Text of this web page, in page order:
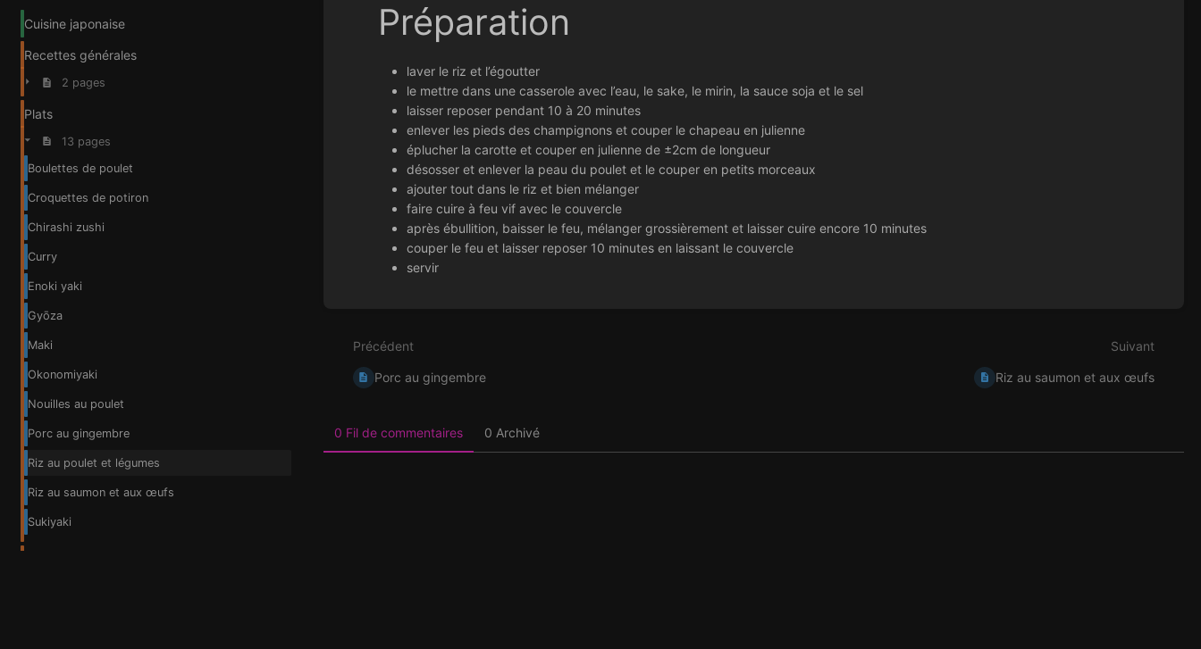
Cuisine japonaise
Recettes générales
2 pages
Plats
13 pages
Boulettes de poulet
Croquettes de potiron
Chirashi zushi
Curry
Enoki yaki
Gyōza
Maki
Okonomiyaki
Nouilles au poulet
Porc au gingembre
Riz au poulet et légumes
Riz au saumon et aux œufs
Sukiyaki
Préparation
laver le riz et l’égoutter
le mettre dans une casserole avec l’eau, le sake, le mirin, la sauce soja et le sel
laisser reposer pendant 10 à 20 minutes
enlever les pieds des champignons et couper le chapeau en julienne
éplucher la carotte et couper en julienne de ±2cm de longueur
désosser et enlever la peau du poulet et le couper en petits morceaux
ajouter tout dans le riz et bien mélanger
faire cuire à feu vif avec le couvercle
après ébullition, baisser le feu, mélanger grossièrement et laisser cuire encore 10 minutes
couper le feu et laisser reposer 10 minutes en laissant le couvercle
servir
de
sélection
de
Précédent
Porc au gingembre
Suivant
Riz au saumon et aux œufs
0 Fil de commentaires 0 Archivé